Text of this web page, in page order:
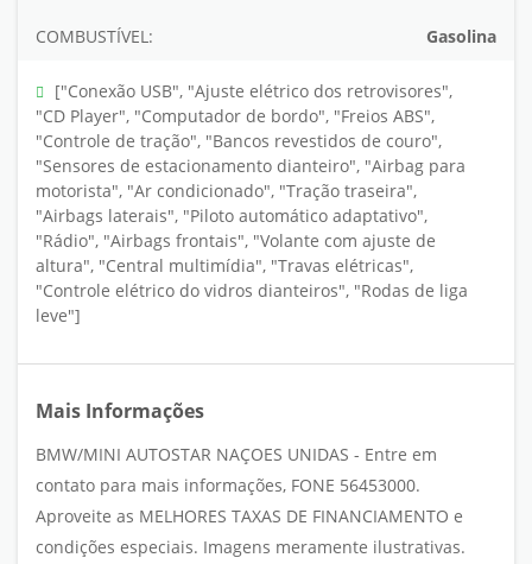
COMBUSTÍVEL: Gasolina
["Conexão USB", "Ajuste elétrico dos retrovisores",
"CD Player", "Computador de bordo", "Freios ABS",
"Controle de tração", "Bancos revestidos de couro",
"Sensores de estacionamento dianteiro", "Airbag para
motorista", "Ar condicionado", "Tração traseira",
"Airbags laterais", "Piloto automático adaptativo",
"Rádio", "Airbags frontais", "Volante com ajuste de
altura", "Central multimídia", "Travas elétricas",
"Controle elétrico do vidros dianteiros", "Rodas de liga
leve"]
Mais Informações
BMW/MINI AUTOSTAR NAÇOES UNIDAS - Entre em
contato para mais informações, FONE 56453000.
Aproveite as MELHORES TAXAS DE FINANCIAMENTO e
condições especiais. Imagens meramente ilustrativas.